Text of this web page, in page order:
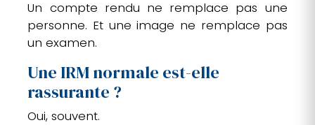
Un compte rendu ne remplace pas une
personne. Et une image ne remplace pas
un examen.
Une IRM normale est-elle
rassurante ?
Oui, souvent.